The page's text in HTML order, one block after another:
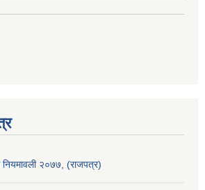
नियमावली २०७७, (राजपत्र)